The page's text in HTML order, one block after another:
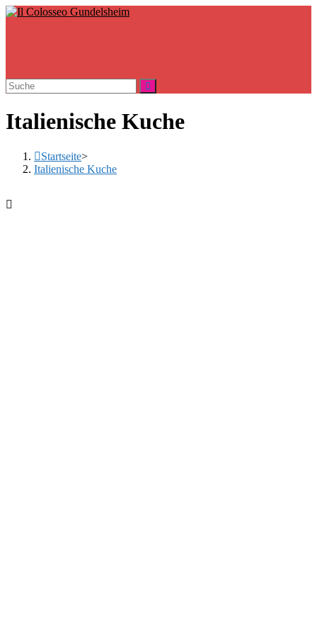
Zum
Italienische Kuche
Startseite>
Italienische Kuche